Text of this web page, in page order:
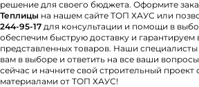
решение для своего бюджета. Оформите
Теплицы на нашем сайте ТОП ХАУС или
244-95-17 для консультации и помощи в
обеспечим быструю доставку и гарантируем
представленных товаров. Наши
вам в выборе и ответить на все ваши
сейчас и начните свой строительный
материалами от ТОП ХАУС!